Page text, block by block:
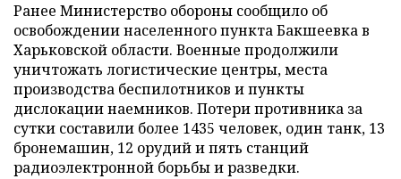
Ранее Министерство обороны сообщило об
освобождении населенного пункта Бакшеевка в
Харьковской области. Военные продолжили
уничтожать логистические центры, места
производства беспилотников и пункты
дислокации наемников. Потери противника за
сутки составили более 1435 человек, один танк, 13
бронемашин, 12 орудий и пять станций
радиоэлектронной борьбы и разведки.